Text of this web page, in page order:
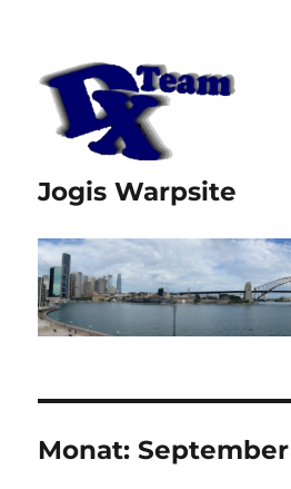
Jogis Warpsite
Monat:September